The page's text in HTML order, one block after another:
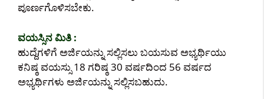
ಪೂರ್ಣಗೊಳಿಸಬೇಕು.
ವಯಸ್ಸಿನ ಮಿತಿ :
ಹುದ್ದೆಗಳಿಗೆ ಅರ್ಜಿಯನ್ನು ಸಲ್ಲಿಸಲು ಬಯಸುವ ಅಭ್ಯರ್ಥಿಯು
ಕನಿಷ್ಠ ವಯಸ್ಸು 18 ಗರಿಷ್ಠ 30 ವರ್ಷದಿಂದ 56 ವರ್ಷದ
ಅಭ್ಯರ್ಥಿಗಳು ಅರ್ಜಿಯನ್ನು ಸಲ್ಲಿಸಬಹುದು.